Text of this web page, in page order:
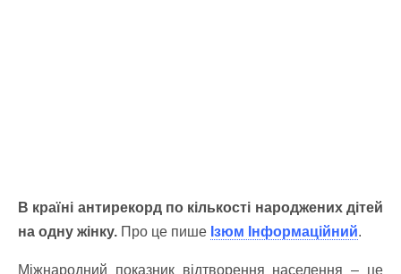
В країні антирекорд по кількості народжених дітей
на одну жінку. Про це пише Ізюм Інформаційний.
Міжнародний показник відтворення населення– це